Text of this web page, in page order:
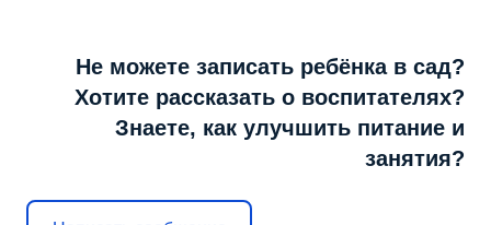
Не можете записать ребёнка в сад?
Хотите рассказать о воспитателях?
Знаете, как улучшить питание и
занятия?